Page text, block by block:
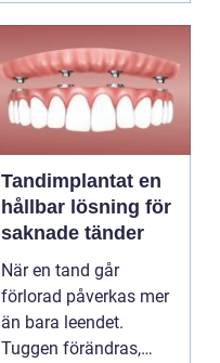
Tandimplantat en
hållbar lösning för
saknade tänder
När en tand går
förlorad påverkas mer
än bara leendet.
Tuggen förändras,